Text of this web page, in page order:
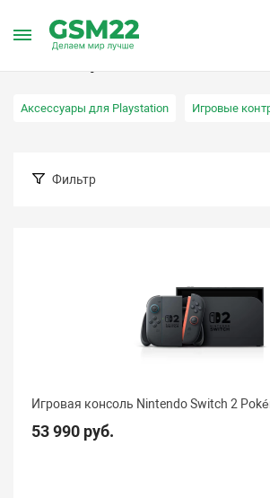
Главная Каталог товаров
Аксессуары для Playstation Игровые
Фильтр
Игровая консоль Nintendo Switch 2
53 990 руб.